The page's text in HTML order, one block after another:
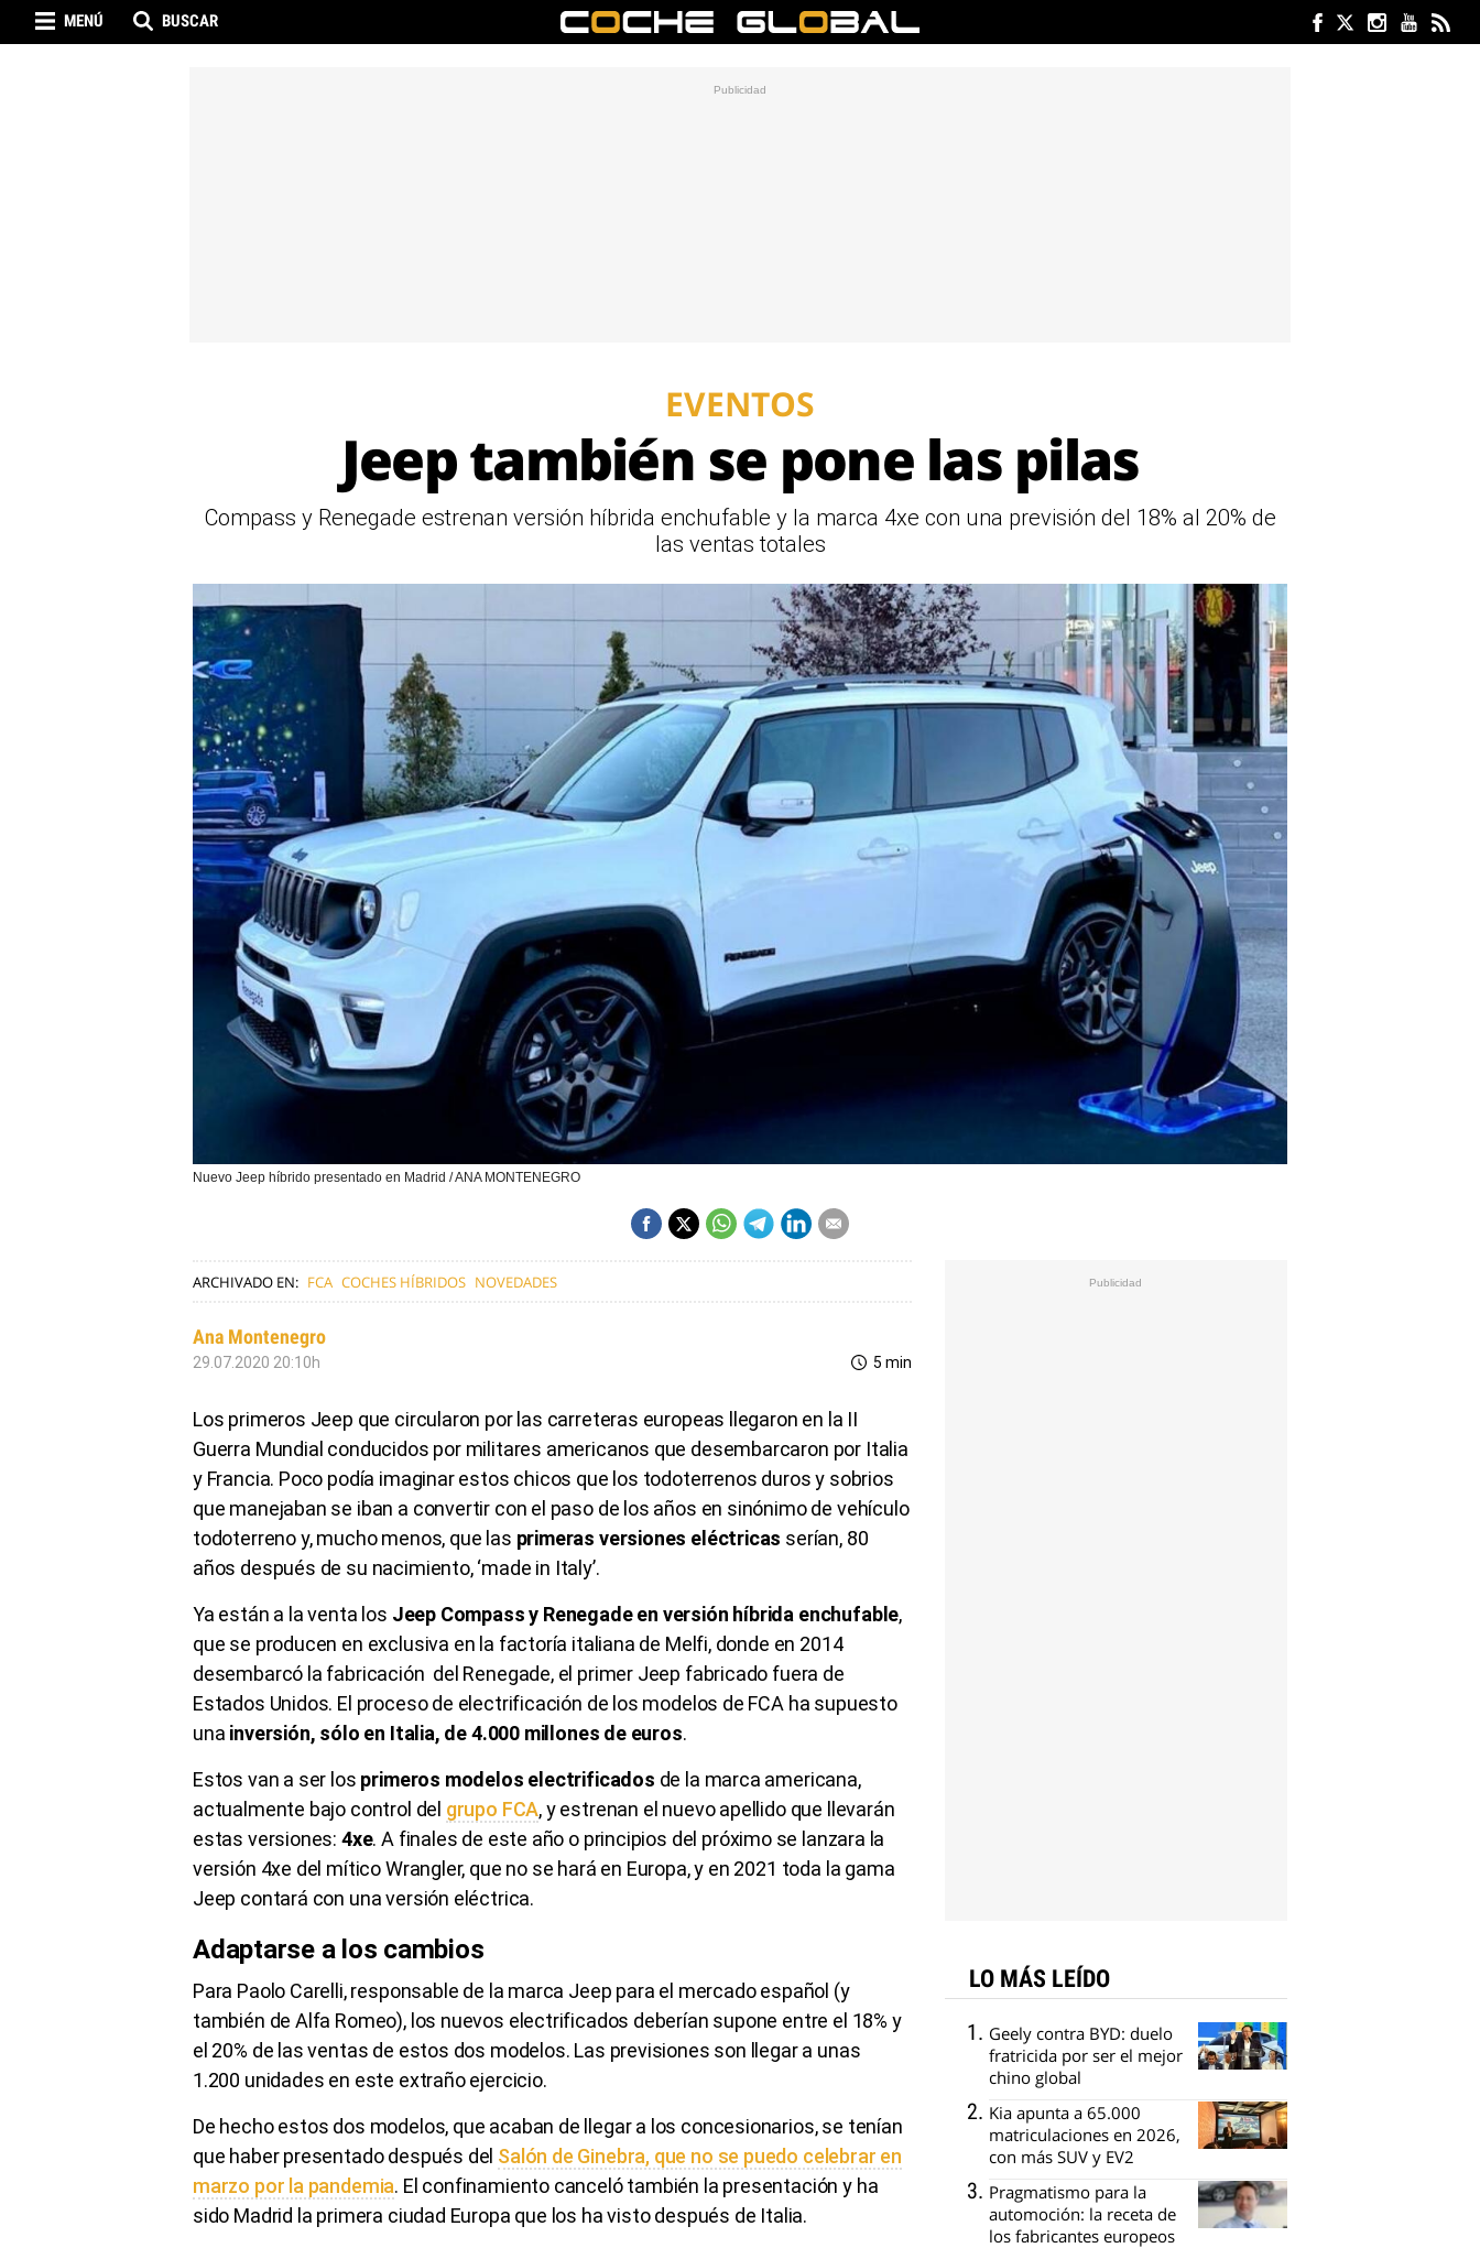
MENÚ BUSCAR
EVENTOS
Jeep también se pone las pilas
Compass y Renegade estrenan versión híbrida enchufable y la marca 4xe con una previsión del 18% al 20% de
las ventas totales
Nuevo Jeep híbrido presentado en Madrid / ANA MONTENEGRO
ARCHIVADO EN: FCA COCHES HÍBRIDOS NOVEDADES
Ana Montenegro
29.07.2020 20:10h 5 min
Los primeros Jeep que circularon por las carreteras europeas llegaron en la II
Guerra Mundial conducidos por militares americanos que desembarcaron por Italia
y Francia. Poco podía imaginar estos chicos que los todoterrenos duros y sobrios
que manejaban se iban a convertir con el paso de los años en sinónimo de vehículo
todoterreno y, mucho menos, que las primeras versiones eléctricas serían, 80
años después de su nacimiento, ‘made in Italy’.
Ya están a la venta los Jeep Compass y Renegade en versión híbrida enchufable,
que se producen en exclusiva en la factoría italiana de Melfi, donde en 2014
desembarcó la fabricación del Renegade, el primer Jeep fabricado fuera de
Estados Unidos. El proceso de electrificación de los modelos de FCA ha supuesto
una inversión, sólo en Italia, de 4.000 millones de euros.
Estos van a ser los primeros modelos electrificados de la marca americana,
actualmente bajo control del grupo FCA, y estrenan el nuevo apellido que llevarán
estas versiones: 4xe. A finales de este año o principios del próximo se lanzara la
versión 4xe del mítico Wrangler, que no se hará en Europa, y en 2021 toda la gama
Jeep contará con una versión eléctrica.
Adaptarse a los cambios
Para Paolo Carelli, responsable de la marca Jeep para el mercado español (y
también de Alfa Romeo), los nuevos electrificados deberían supone entre el 18% y
el 20% de las ventas de estos dos modelos. Las previsiones son llegar a unas
1.200 unidades en este extraño ejercicio.
De hecho estos dos modelos, que acaban de llegar a los concesionarios, se tenían
que haber presentado después del Salón de Ginebra, que no se puedo celebrar en
marzo por la pandemia. El confinamiento canceló también la presentación y ha
sido Madrid la primera ciudad Europa que los ha visto después de Italia.
LO MÁS LEÍDO
Geely contra BYD: duelo
fratricida por ser el mejor
chino global
Kia apunta a 65.000
matriculaciones en 2026,
con más SUV y EV2
Pragmatismo para la
automoción: la receta de
los fabricantes europeos